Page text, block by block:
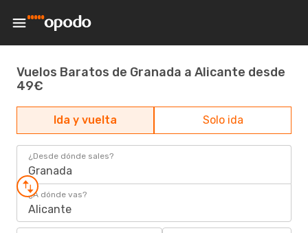
Vuelos Baratos de Granada a Alicante desde
49€
Ida y vuelta Solo ida
¿Desde dónde sales?
Granada
¿A dónde vas?
Alicante